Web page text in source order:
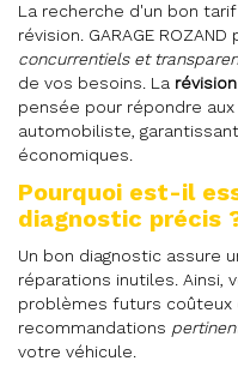
La recherche d'un bon
révision. GARAGE
concurrentiels et
de vos besoins. La
pensée pour répondre
automobiliste,
économiques.
Pourquoi est-il
diagnostic précis
Un bon diagnostic assure
réparations inutiles. Ainsi,
problèmes futurs coûteux
recommandations
votre véhicule.